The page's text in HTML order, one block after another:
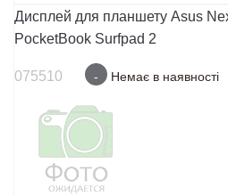
Дисплей для планшету Asus
PocketBook Surfpad 2
075510 - Немає в наявності